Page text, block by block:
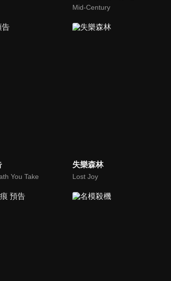
Mid-Century
You Take
失樂森林
Lost Joy